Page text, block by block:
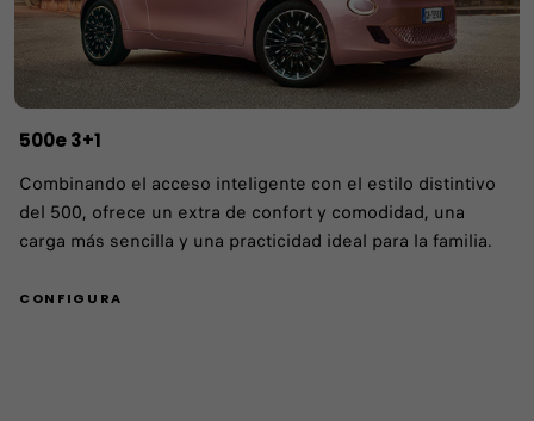
500e 3+1
Combinando el acceso inteligente con el estilo distintivo
del 500, ofrece un extra de confort y comodidad, una
carga más sencilla y una practicidad ideal para la familia.
CONFIGURA